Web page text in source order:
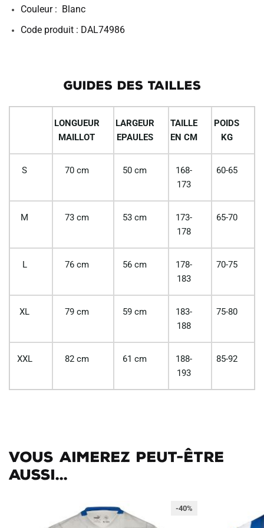
Couleur : Blanc
Code produit : DAL74986
GUIDES DES TAILLES
LONGUEUR
MAILLOT
LARGEUR
EPAULES
TAILLE
EN CM
POIDS
KG
S 70 cm 50 cm
168-
173
60-65
M 73 cm 53 cm
173-
178
65-70
L 76 cm 56 cm
178-
183
70-75
XL 79 cm 59 cm
183-
188
75-80
XXL 82 cm 61 cm
188-
193
85-92
Vous aimerez peut-être
aussi...
-40%